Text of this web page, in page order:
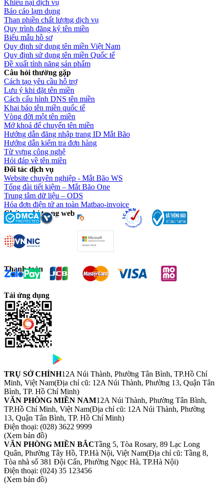
Khiếu nại dịch vụ
Báo cáo lạm dụng
Than phiền chất lượng dịch vụ
Quy trình đăng ký tên miền
Biểu mẫu hồ sơ
Quy định sử dụng tên miền Việt Nam
Quy định sử dụng tên miền Quốc tế
Đề xuất tính năng sản phẩm
Câu hỏi thường gặp
Cách tạo yêu cầu hỗ trợ
Lưu ý khi đặt tên miền
Cách cấu hình DNS tên miền
Khai báo tên miền quốc tế
Vòng đời một tên miền
Mở khoá để chuyển tên miền
Hướng dẫn đăng nhập trang ID Mắt Bão
Hướng dẫn kiểm tra đơn hàng
Từ vựng công nghệ
Hỏi đáp về tên miền
Đối tác dịch vụ
Website chuyên nghiệp - Mắt Bão WS
Tổng đài tiết kiệm – Mắt Bão One
Trung tâm dữ liệu – ODS
Hóa đơn điện tử an toàn Matbao-invoice
Chứng chỉ trang web
Thanh toán
Tải ứng dụng
TRỤ SỞ CHÍNH12A Núi Thành, Phường Tân Bình, TP.Hồ Chí
Minh, Việt Nam(Địa chỉ cũ: 12A Núi Thành, Phường 13, Quận Tân
Bình, TP. Hồ Chí Minh)
VĂN PHÒNG MIỀN NAM12A Núi Thành, Phường Tân Bình,
TP.Hồ Chí Minh, Việt Nam(Địa chỉ cũ: 12A Núi Thành, Phường
13, Quận Tân Bình, TP. Hồ Chí Minh)
Điện thoại: (028) 3622 9999
(Xem bản đồ)
VĂN PHÒNG MIỀN BẮCTầng 5, Tòa Rosary, 89 Lạc Long
Quân, Phường Tây Hồ, TP.Hà Nội, Việt Nam(Địa chỉ cũ: Tầng 8,
Tòa nhà số 381 Đội Cấn, Phường Ngọc Hà, TP.Hà Nội)
Điện thoại: (024) 35 123456
(Xem bản đồ)